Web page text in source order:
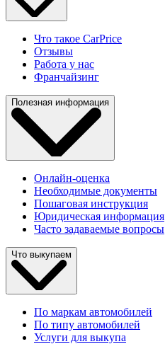
Что такое CarPrice
Отзывы
Работа у нас
Франчайзинг
Полезная информация
Онлайн-оценка
Необходимые документы
Пошаговая инструкция
Юридическая информация
Часто задаваемые вопросы
Что выкупаем
По маркам автомобилей
По типу автомобилей
Услуги для выкупа